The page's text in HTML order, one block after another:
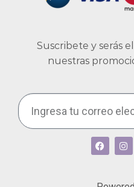
Suscribete y serás
nuestras